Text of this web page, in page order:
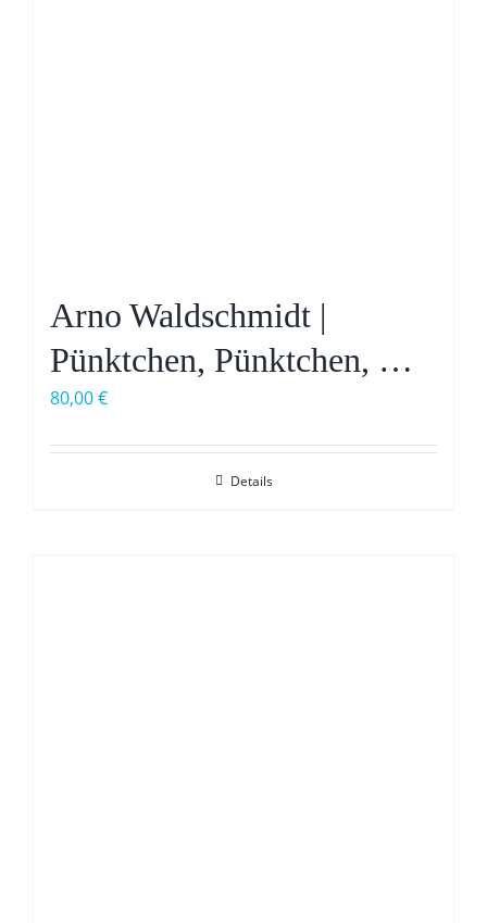
Arno Waldschmidt |
Pünktchen, Pünktchen, …
80,00€
Details